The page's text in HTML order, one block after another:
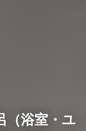
（浴室・ユ